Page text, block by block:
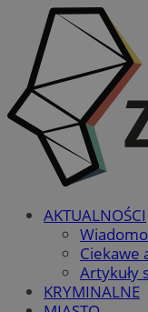
AKTUALNOŚCI
Ciekawe
Artykuły
KRYMINALNE